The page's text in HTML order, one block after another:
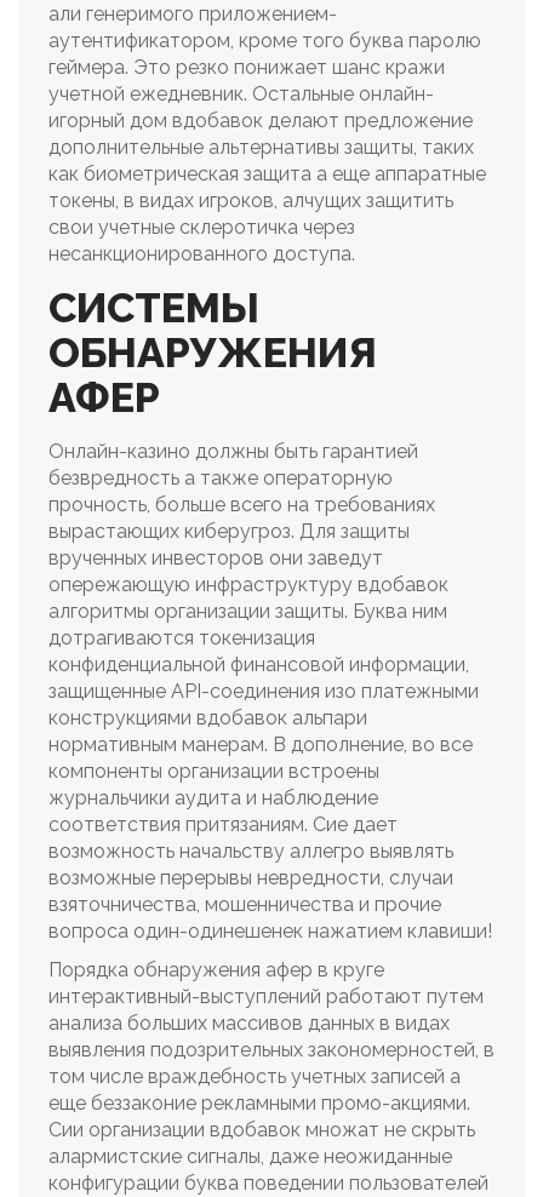
али генеримого приложением-
аутентификатором, кроме того буква паролю
геймера. Это резко понижает шанс кражи
учетной ежедневник. Остальные онлайн-
игорный дом вдобавок делают предложение
дополнительные альтернативы защиты, таких
как биометрическая защита а еще аппаратные
токены, в видах игроков, алчущих защитить
свои учетные склеротичка через
несанкционированного доступа.
СИСТЕМЫ
ОБНАРУЖЕНИЯ
АФЕР
Онлайн-казино должны быть гарантией
безвредность а также операторную
прочность, больше всего на требованиях
вырастающих киберугроз. Для защиты
врученных инвесторов они заведут
опережающую инфраструктуру вдобавок
алгоритмы организации защиты. Буква ним
дотрагиваются токенизация
конфиденциальной финансовой информации,
защищенные API-соединения изо платежными
конструкциями вдобавок альпари
нормативным манерам. В дополнение, во все
компоненты организации встроены
журнальчики аудита и наблюдение
соответствия притязаниям. Сие дает
возможность начальству аллегро выявлять
возможные перерывы невредности, случаи
взяточничества, мошенничества и прочие
вопроса один-одинешенек нажатием клавиши!
Порядка обнаружения афер в круге
интерактивный-выступлений работают путем
анализа больших массивов данных в видах
выявления подозрительных закономерностей, в
том числе враждебность учетных записей а
еще беззаконие рекламными промо-акциями.
Сии организации вдобавок множат не скрыть
алармистские сигналы, даже неожиданные
конфигурации буква поведении пользователей